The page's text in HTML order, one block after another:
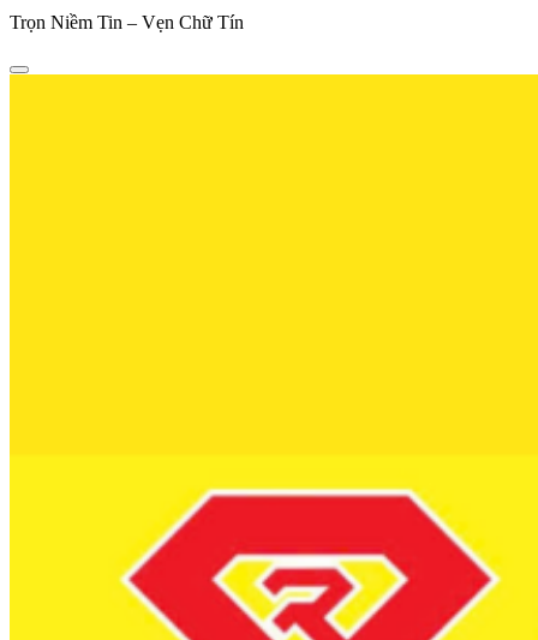
Trọn Niềm Tin – Vẹn Chữ Tín